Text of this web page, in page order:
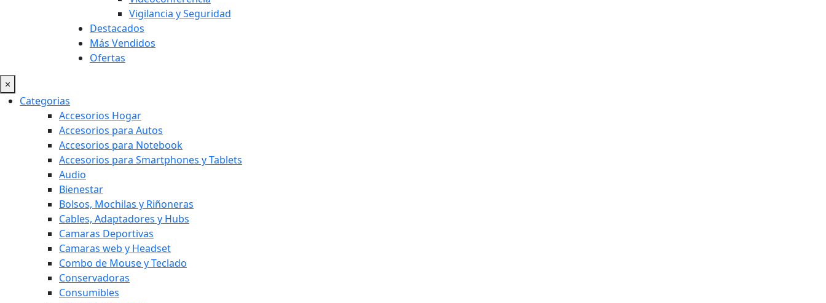
Vigilancia y Seguridad
Destacados
Más Vendidos
Ofertas
×
Categorias
Accesorios Hogar
Accesorios para Autos
Accesorios para Notebook
Accesorios para Smartphones y Tablets
Audio
Bienestar
Bolsos, Mochilas y Riñoneras
Cables, Adaptadores y Hubs
Camaras Deportivas
Camaras web y Headset
Combo de Mouse y Teclado
Conservadoras
Consumibles